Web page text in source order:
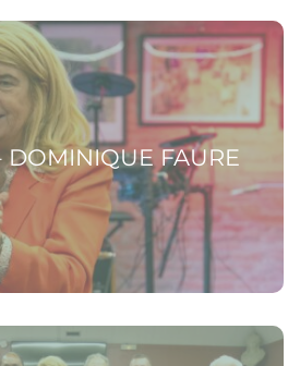
DOMINIQUE FAURE
Dominique FAURE